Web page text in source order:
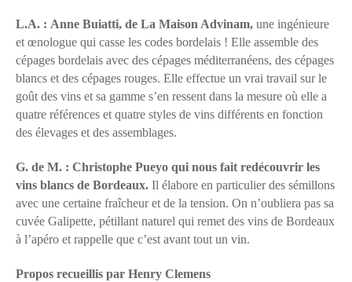
L.A. : Anne Buiatti, de La Maison Advinam, une ingénieure
et œnologue qui casse les codes bordelais ! Elle assemble des
cépages bordelais avec des cépages méditerranéens, des cépages
blancs et des cépages rouges. Elle effectue un vrai travail sur le
goût des vins et sa gamme s’en ressent dans la mesure où elle a
quatre références et quatre styles de vins différents en fonction
des élevages et des assemblages.
G. de M. : Christophe Pueyo qui nous fait redécouvrir les
vins blancs de Bordeaux. Il élabore en particulier des sémillons
avec une certaine fraîcheur et de la tension. On n’oubliera pas sa
cuvée Galipette, pétillant naturel qui remet des vins de Bordeaux
à l’apéro et rappelle que c’est avant tout un vin.
Propos recueillis par Henry Clemens